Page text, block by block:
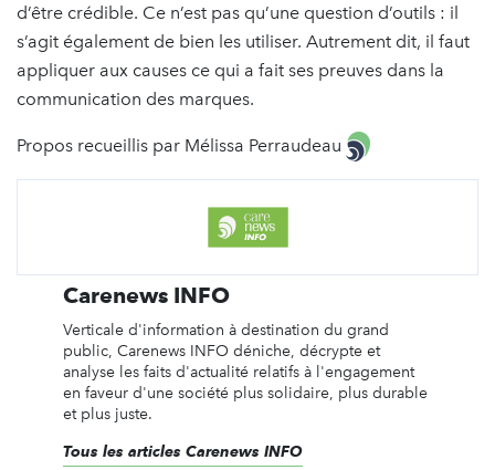
d’être crédible. Ce n’est pas qu’une question d’outils : il
s’agit également de bien les utiliser. Autrement dit, il faut
appliquer aux causes ce qui a fait ses preuves dans la
communication des marques.
Propos recueillis par Mélissa Perraudeau
Carenews INFO
Verticale d'information à destination du grand
public, Carenews INFO déniche, décrypte et
analyse les faits d'actualité relatifs à l'engagement
en faveur d'une société plus solidaire, plus durable
et plus juste.
Tous les articles Carenews INFO